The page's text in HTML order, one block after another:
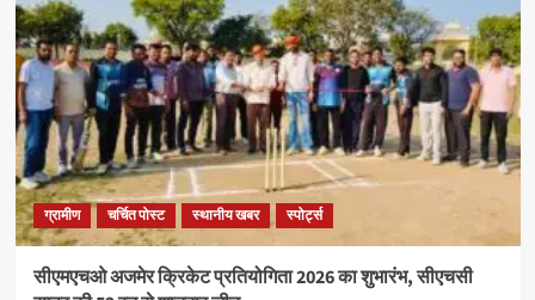
ग्रामीण चर्चित पोस्ट स्थानीय खबर स्पोर्ट्स
सीएमएचओ अजमेर क्रिकेट प्रतियोगिता 2026 का शुभारंभ, सीएचसी